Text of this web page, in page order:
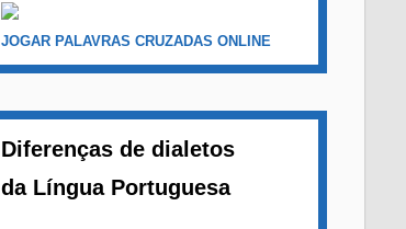
JOGAR PALAVRAS CRUZADAS ONLINE
Diferenças de dialetos
da Língua Portuguesa